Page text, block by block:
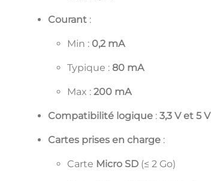
Courant :
Min : 0,2 mA
Typique : 80 mA
Max : 200 mA
Compatibilité logique : 3,3 V et 5 V
Cartes prises en charge :
Carte Micro SD (≤ 2 Go)